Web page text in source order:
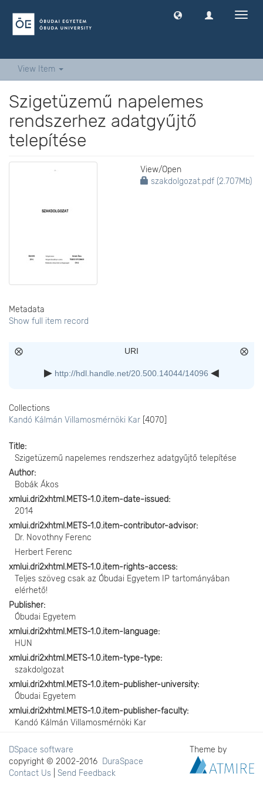
View Item
Szigetüzemű napelemes
rendszerhez adatgyűjtő
telepítése
View/Open
szakdolgozat.pdf (2.707Mb)
Metadata
Show full item record
URI
http://hdl.handle.net/20.500.14044/14096
Collections
Kandó Kálmán Villamosmérnöki Kar [4070]
Title
Szigetüzemű napelemes rendszerhez adatgyűjtő telepítése
Author
Bobák Ákos
xmlui.dri2xhtml.METS-1.0.item-date-issued
2014
xmlui.dri2xhtml.METS-1.0.item-contributor-advisor
Dr. Novothny Ferenc
Herbert Ferenc
xmlui.dri2xhtml.METS-1.0.item-rights-access
Teljes szöveg csak az Óbudai Egyetem IP tartományában
elérhető!
Publisher
Óbudai Egyetem
xmlui.dri2xhtml.METS-1.0.item-language
HUN
xmlui.dri2xhtml.METS-1.0.item-type-type
szakdolgozat
xmlui.dri2xhtml.METS-1.0.item-publisher-university
Óbudai Egyetem
xmlui.dri2xhtml.METS-1.0.item-publisher-faculty
Kandó Kálmán Villamosmérnöki Kar
DSpace software
copyright © 2002-2016 DuraSpace
Contact Us
Send Feedback
Theme by